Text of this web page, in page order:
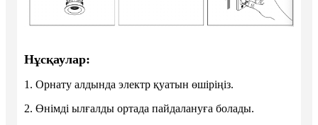
Нұсқаулар:
1. Орнату алдында электр қуатын өшіріңіз.
2. Өнімді ылғалды ортада пайдалануға болады.